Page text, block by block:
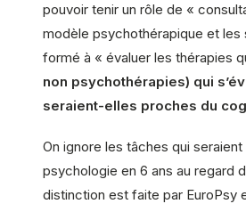
pouvoir tenir un rôle de «
modèle psychothérapique et
formé à « évaluer les thérapies
non psychothérapies) qui
seraient-elles proches du
On ignore les tâches qui
psychologie en 6 ans au regard
distinction est faite par EuroPsy